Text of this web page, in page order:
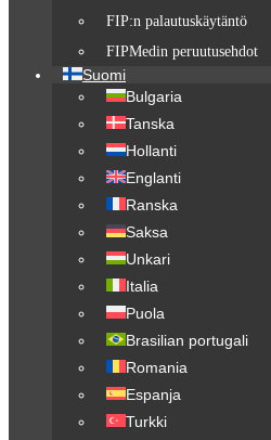
FIP:n palautuskäytäntö
FIPMedin peruutusehdot
Suomi
Bulgaria
Tanska
Hollanti
Englanti
Ranska
Saksa
Unkari
Italia
Puola
Brasilian portugali
Romania
Espanja
Turkki